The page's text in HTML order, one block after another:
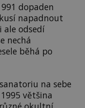
dopaden
napadnout
ale odsedí
nechá
běhá po
na sebe
většina